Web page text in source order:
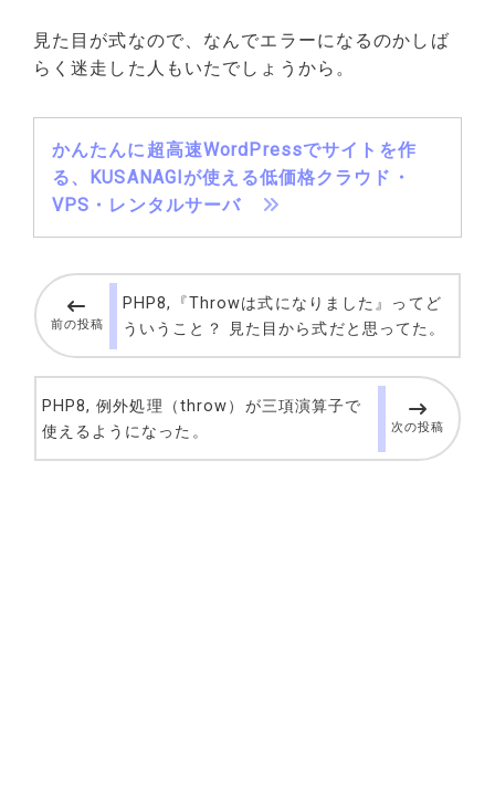
見た目が式なので、なんでエラーになるのかしば
らく迷走した人もいたでしょうから。
かんたんに超高速WordPressでサイトを作
る、KUSANAGIが使える低価格クラウド・
VPS・レンタルサーバ
前の投稿
PHP8,『Throwは式になりました』ってど
ういうこと？ 見た目から式だと思ってた。
PHP8, 例外処理（throw）が三項演算子で
使えるようになった。
次の投稿